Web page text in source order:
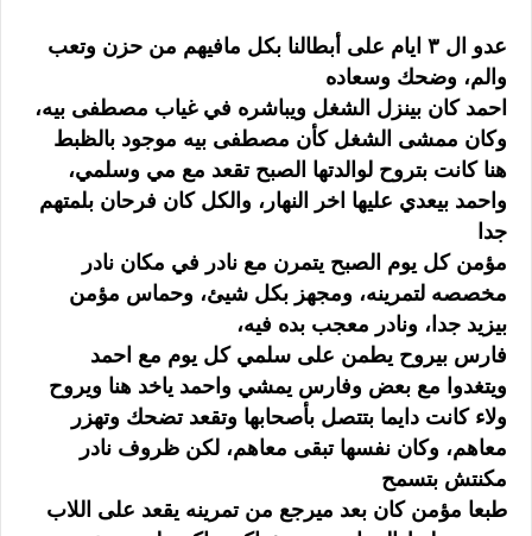
عدو ال ٣ ايام على أبطالنا بكل مافيهم من حزن وتعب
والم، وضحك وسعاده
احمد كان بينزل الشغل ويباشره في غياب مصطفى بيه،
وكان ممشى الشغل كأن مصطفى بيه موجود بالظبط
هنا كانت بتروح لوالدتها الصبح تقعد مع مي وسلمي،
واحمد بيعدي عليها اخر النهار، والكل كان فرحان بلمتهم
جدا
مؤمن كل يوم الصبح يتمرن مع نادر في مكان نادر
مخصصه لتمرينه، ومجهز بكل شيئ، وحماس مؤمن
بيزيد جدا، ونادر معجب بده فيه،
فارس بيروح يطمن على سلمي كل يوم مع احمد
ويتغدوا مع بعض وفارس يمشي واحمد ياخد هنا ويروح
ولاء كانت دايما بتتصل بأصحابها وتقعد تضحك وتهزر
معاهم، وكان نفسها تبقى معاهم، لكن ظروف نادر
مكنتش بتسمح
طبعا مؤمن كان بعد ميرجع من تمرينه يقعد على اللاب